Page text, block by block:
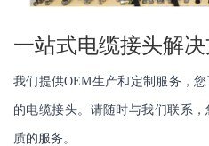
一站式电缆接头解
我们提供OEM生产和定制服务，
的电缆接头。请随时与我们联系
质的服务。